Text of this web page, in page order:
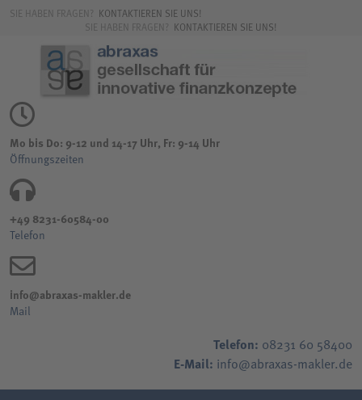
SIE HABEN FRAGEN? KONTAKTIEREN SIE UNS!
SIE HABEN FRAGEN? KONTAKTIEREN SIE UNS!
Mo bis Do: 9-12 und 14-17 Uhr, Fr: 9-14 Uhr
Öffnungszeiten
+49 8231-60584-00
Telefon
info@abraxas-makler.de
Mail
Telefon: 08231 60 58400
E-Mail: info@abraxas-makler.de